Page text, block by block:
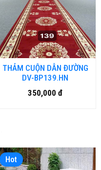
Hot
THẢM CUỘN DẪN ĐƯỜNG
DV-BP139.HN
350,000 đ